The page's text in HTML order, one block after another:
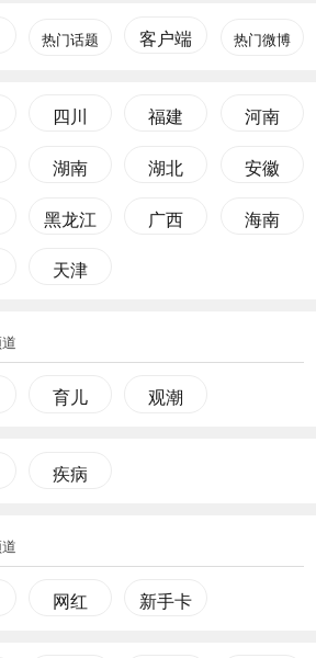
热门话题 客户端 热门微博
四川 福建 河南
湖南 湖北 安徽
黑龙江 广西 海南
天津
育儿 观潮
疾病
网红 新手卡